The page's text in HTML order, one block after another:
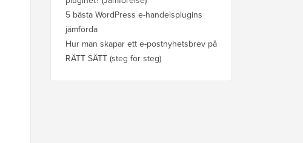
5 bästa WordPress e-handelsplugins
jämförda
Hur man skapar ett e-postnyhetsbrev på
RÄTT SÄTT (steg för steg)